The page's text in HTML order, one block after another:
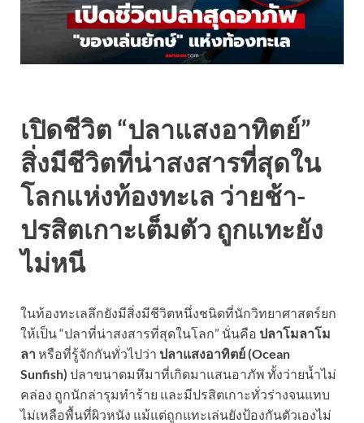
เปิดชีวิต “ปลาแสงอาทิตย์”
สิ่งมีชีวิตที่น่าสงสารที่สุดใน
โลกแห่งท้องทะเล ว่ายช้า-
ปรสิตเกาะเต็มตัว ถูกแทะยัง
ไม่หนี
ในท้องทะเลลึกยังมีสิ่งมีชีวิตหนึ่งชนิดที่นักวิทยาศาสตร์ยก
ให้เป็น “ปลาที่น่าสงสารที่สุดในโลก” นั่นคือ ปลาโมลาโม
ลา หรือที่รู้จักกันทั่วไปว่า ปลาแสงอาทิตย์ (Ocean
Sunfish) ปลาขนาดมหึมาที่เกิดมาแสนอาภัพ ทั้งว่ายน้ำไม่
คล่อง ถูกนักล่ารุมทำร้าย และมีปรสิตเกาะทั่วร่างจนแทบ
ไม่เหลือพื้นที่ผิวหนัง แม้แต่ถูกแทะเล่นยังป้องกันตัวเองไม่